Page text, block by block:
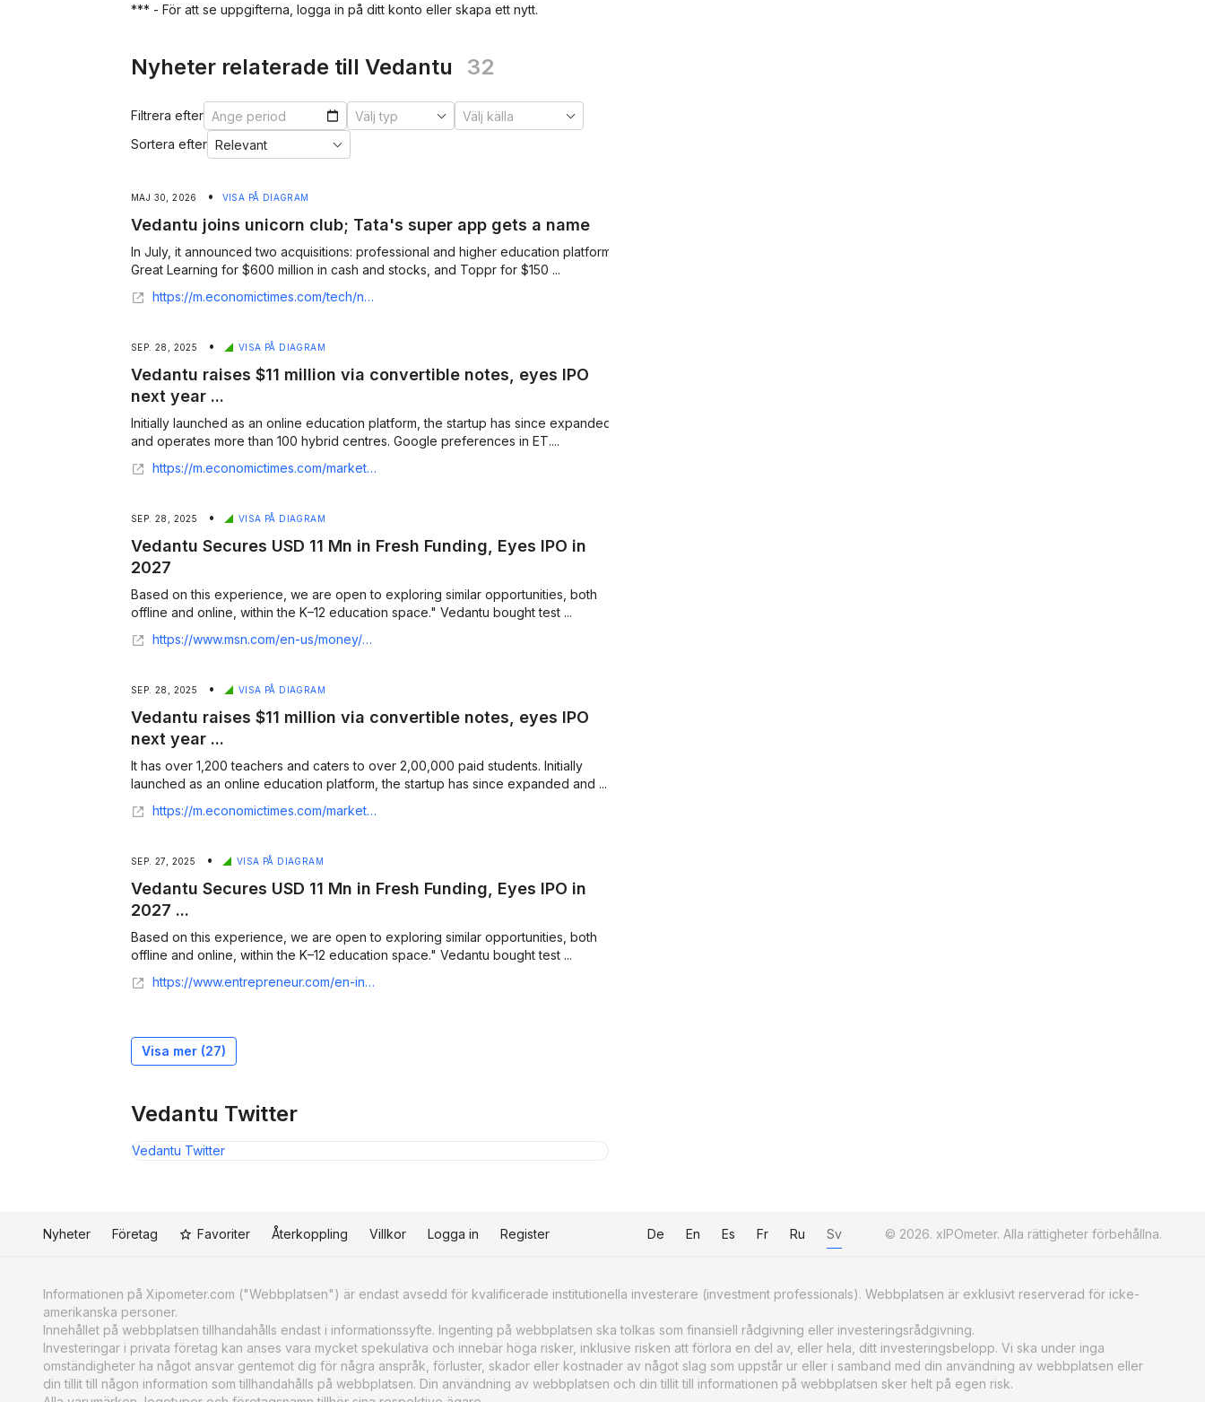
*** - För att se uppgifterna, logga in på ditt konto eller skapa ett nytt.
Nyheter relaterade till Vedantu 32
Filtrera efter
Sortera efter
MAJ 30, 2026 • VISA PÅ DIAGRAM
Vedantu joins unicorn club; Tata's super app gets a name
In July, it announced two acquisitions: professional and higher education platform
Great Learning for $600 million in cash and stocks, and Toppr for $150 ...
https://m.economictimes.com/tech/newsletters/tech-top-5/vedantu-joins-unicorn-club-tatas-super-app-gets-a-name/articleshow/86614337.cms
SEP. 28, 2025 • VISA PÅ DIAGRAM
Vedantu raises $11 million via convertible notes, eyes IPO
next year ...
Initially launched as an online education platform, the startup has since expanded
and operates more than 100 hybrid centres. Google preferences in ET....
https://m.economictimes.com/markets/ipos/fpos/vedantu-raises-11-million-via-convertible-notes-eyes-ipo-next-year/articleshow/124176411.cms
SEP. 28, 2025 • VISA PÅ DIAGRAM
Vedantu Secures USD 11 Mn in Fresh Funding, Eyes IPO in
2027
Based on this experience, we are open to exploring similar opportunities, both
offline and online, within the K–12 education space." Vedantu bought test ...
https://www.msn.com/en-us/money/news/vedantu-secures-usd-11-mn-in-fresh-funding-eyes-ipo-in-2027/ar-AA1NkZOL
SEP. 28, 2025 • VISA PÅ DIAGRAM
Vedantu raises $11 million via convertible notes, eyes IPO
next year ...
It has over 1,200 teachers and caters to over 2,00,000 paid students. Initially
launched as an online education platform, the startup has since expanded and ...
https://m.economictimes.com/markets/ipos/fpos/vedantu-raises-11-million-via-convertible-notes-eyes-ipo-next-year/amp_articleshow/124176411.cms
SEP. 27, 2025 • VISA PÅ DIAGRAM
Vedantu Secures USD 11 Mn in Fresh Funding, Eyes IPO in
2027 ...
Based on this experience, we are open to exploring similar opportunities, both
offline and online, within the K–12 education space." Vedantu bought test ...
https://www.entrepreneur.com/en-in/news-and-trends/vedantu-secures-usd-11-mn-in-fresh-funding-eyes-ipo-in-2027/497587
Visa mer (27)
Vedantu Twitter
Vedantu Twitter
Nyheter Företag Favoriter Återkoppling Villkor Logga in Register © 2026. xIPOmeter. Alla rättigheter förbehållna.
De En Es Fr Ru Sv
Informationen på Xipometer.com ("Webbplatsen") är endast avsedd för kvalificerade institutionella investerare (investment professionals). Webbplatsen är exklusivt reserverad för icke-
amerikanska personer.
Innehållet på webbplatsen tillhandahålls endast i informationssyfte. Ingenting på webbplatsen ska tolkas som finansiell rådgivning eller investeringsrådgivning.
Investeringar i privata företag kan anses vara mycket spekulativa och innebär höga risker, inklusive risken att förlora en del av, eller hela, ditt investeringsbelopp. Vi ska under inga
omständigheter ha något ansvar gentemot dig för några anspråk, förluster, skador eller kostnader av något slag som uppstår ur eller i samband med din användning av webbplatsen eller
din tillit till någon information som tillhandahålls på webbplatsen. Din användning av webbplatsen och din tillit till informationen på webbplatsen sker helt på egen risk.